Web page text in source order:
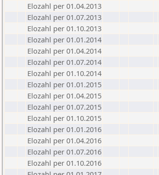
Elozahl per 01.04.2013
Elozahl per 01.07.2013
Elozahl per 01.10.2013
Elozahl per 01.01.2014
Elozahl per 01.04.2014
Elozahl per 01.07.2014
Elozahl per 01.10.2014
Elozahl per 01.01.2015
Elozahl per 01.04.2015
Elozahl per 01.07.2015
Elozahl per 01.10.2015
Elozahl per 01.01.2016
Elozahl per 01.04.2016
Elozahl per 01.07.2016
Elozahl per 01.10.2016